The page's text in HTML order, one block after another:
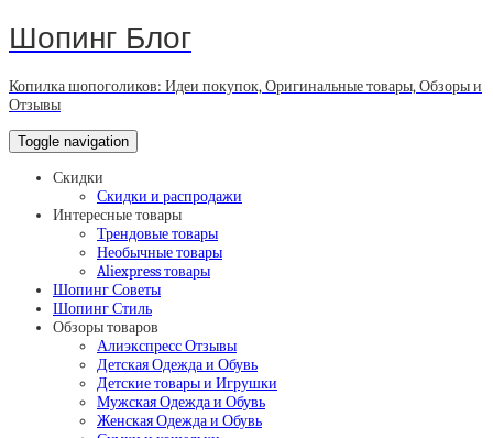
Шопинг Блог
Копилка шопоголиков: Идеи покупок, Оригинальные товары, Обзоры и
Отзывы
Toggle navigation
Скидки
Скидки и распродажи
Интересные товары
Трендовые товары
Необычные товары
Aliexpress товары
Шопинг Советы
Шопинг Стиль
Обзоры товаров
Алиэкспресс Отзывы
Детская Одежда и Обувь
Детские товары и Игрушки
Мужская Одежда и Обувь
Женская Одежда и Обувь